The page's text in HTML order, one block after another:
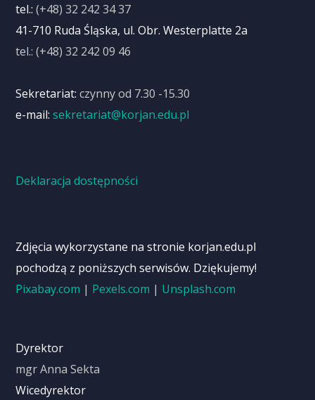
tel.: (+48) 32 242 34 37
41-710 Ruda Śląska, ul. Obr. Westerplatte 2a
tel.: (+48) 32 242 09 46
Sekretariat: czynny od 7.30 -15.30
e-mail:sekretariat@korjan.edu.pl
Deklaracja dostępności
Zdjęcia wykorzystane na stronie korjan.edu.pl
pochodzą z poniższych serwisów. Dziękujemy!
Pixabay.com | Pexels.com | Unsplash.com
Dyrektor
mgr Anna Sekta
Wicedyrektor